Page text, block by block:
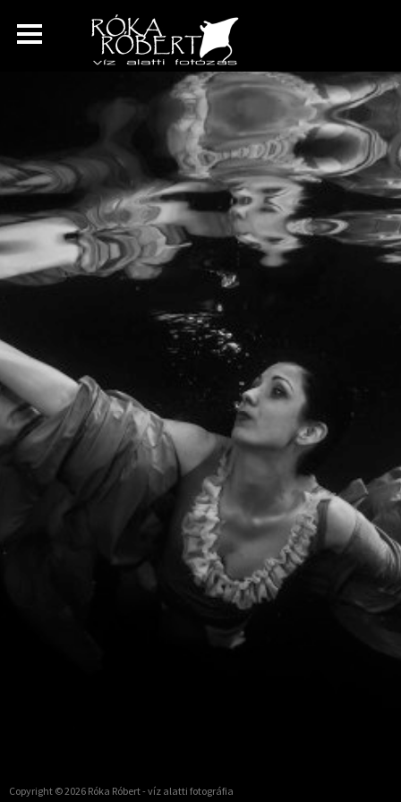
Copyright © 2026 Róka Róbert- víz alatti fotográfia